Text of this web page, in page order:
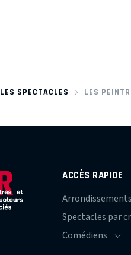
LES SPECTACLES LES
ACCÈS RAPIDE